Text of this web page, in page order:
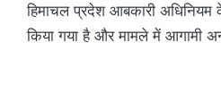
हिमाचल प्रदेश आबकारी
किया गया है और मामले में आगामी